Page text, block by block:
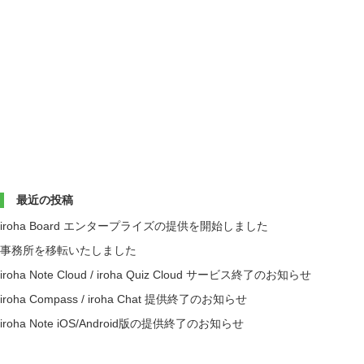
最近の投稿
iroha Board エンタープライズの提供を開始しました
事務所を移転いたしました
iroha Note Cloud / iroha Quiz Cloud サービス終了のお知らせ
iroha Compass / iroha Chat 提供終了のお知らせ
iroha Note iOS/Android版の提供終了のお知らせ